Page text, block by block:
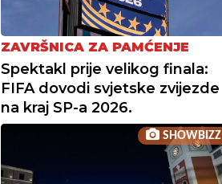
ZAVRŠNICA ZA PAMĆENJE
Spektakl prije velikog finala:
FIFA dovodi svjetske zvijezde
na kraj SP-a 2026.
SHOWBIZZ